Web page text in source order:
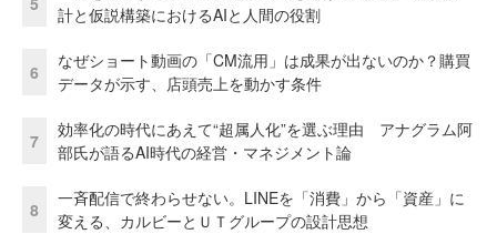
計と仮説構築におけるAIと人間の役割
6
なぜショート動画の「CM流用」は成果が出ないのか？購買
データが示す、店頭売上を動かす条件
7
効率化の時代にあえて“超属人化”を選ぶ理由 アナグラム阿
部氏が語るAI時代の経営・マネジメント論
8
一斉配信で終わらせない。LINEを「消費」から「資産」に
変える、カルビーとＵＴグループの設計思想